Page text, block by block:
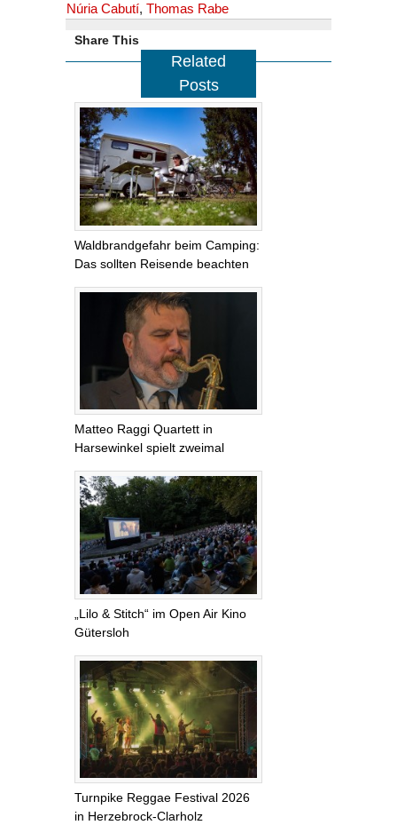
Núria Cabutí, Thomas Rabe
Share This
Related
Posts
Waldbrandgefahr beim Camping:
Das sollten Reisende beachten
Matteo Raggi Quartett in
Harsewinkel spielt zweimal
„Lilo & Stitch“ im Open Air Kino
Gütersloh
Turnpike Reggae Festival 2026
in Herzebrock-Clarholz